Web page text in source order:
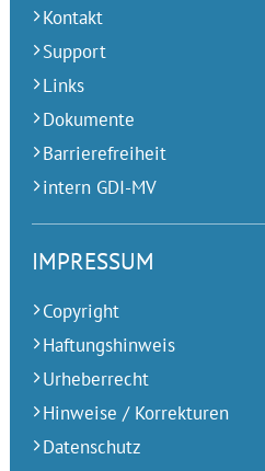
Kontakt
Support
Links
Dokumente
Barrierefreiheit
intern GDI-MV
IMPRESSUM
Copyright
Haftungshinweis
Urheberrecht
Hinweise / Korrekturen
Datenschutz